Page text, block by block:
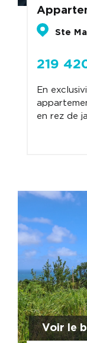
Ste
219
En
en rez de
Voir le